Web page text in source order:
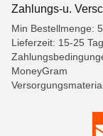
Zahlungs-u.
Min Bestellmenge:
Lieferzeit: 15-25
MoneyGram